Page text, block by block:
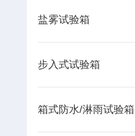
盐雾试验箱
步入式试验箱
箱式防水/淋雨试验箱